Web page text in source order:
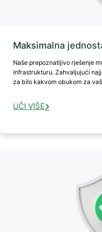
Maksimalna
Naše prepoznatljivo rješenje
infrastrukturu. Zahvaljujući
za bilo kakvom obukom za
UČI VIŠE